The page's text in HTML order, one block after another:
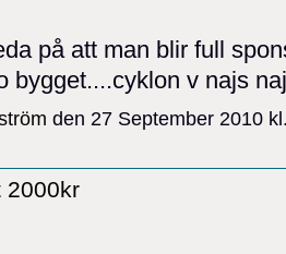
på att man blir full
bygget....cyklon v najs
den 27 September 2010
2000kr